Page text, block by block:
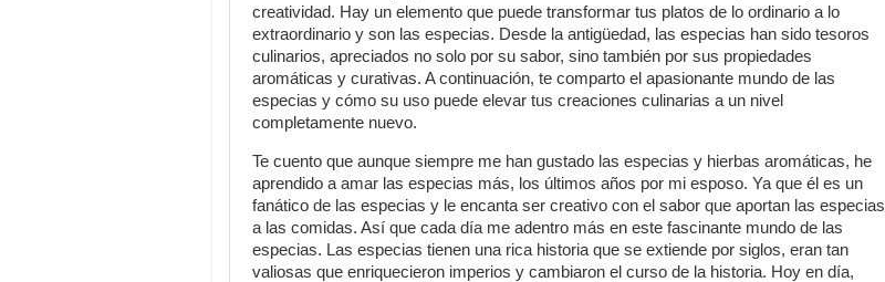
creatividad. Hay un elemento que puede transformar tus platos de lo ordinario a lo
extraordinario y son las especias. Desde la antigüedad, las especias han sido tesoros
culinarios, apreciados no solo por su sabor, sino también por sus propiedades
aromáticas y curativas. A continuación, te comparto el apasionante mundo de las
especias y cómo su uso puede elevar tus creaciones culinarias a un nivel
completamente nuevo.
Te cuento que aunque siempre me han gustado las especias y hierbas aromáticas, he
aprendido a amar las especias más, los últimos años por mi esposo. Ya que él es un
fanático de las especias y le encanta ser creativo con el sabor que aportan las especias
a las comidas. Así que cada día me adentro más en este fascinante mundo de las
especias. Las especias tienen una rica historia que se extiende por siglos, eran tan
valiosas que enriquecieron imperios y cambiaron el curso de la historia. Hoy en día,